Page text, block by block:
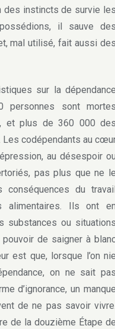
des instincts de survie
il sauve
mal utilisé, fait aussi
sur la
personnes sont
et plus de 360 000
Les codépendants au
au désespoir
pas plus que ne
du
alimentaires. Ils ont
substances ou
de saigner à
est que, lorsque l’on
on ne sait
d’ignorance, un
de ne pas savoir
de la douzième Étape